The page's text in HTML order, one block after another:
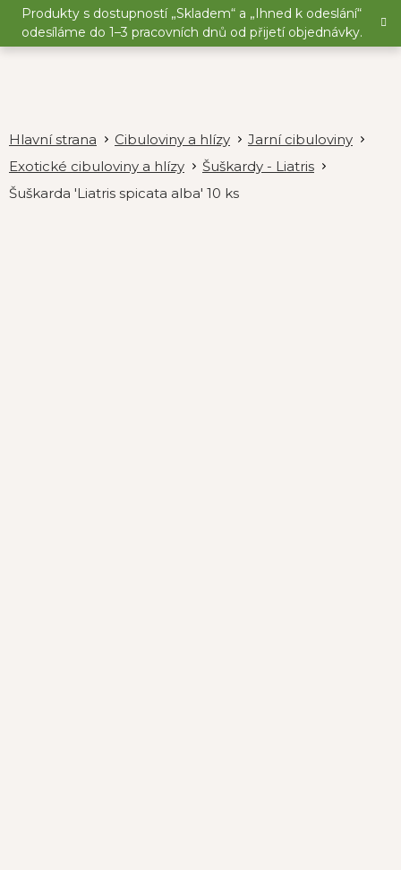
Přejít
obsah
Produkty s dostupností „Skladem“ a „Ihned k odeslání“
odesíláme do 1–3 pracovních dnů od přijetí objednávky.
Cibuloviny a hlízy
Jarní cibuloviny
Exotické cibuloviny a hlízy
Šuškardy - Liatris
Šuškarda 'Liatris spicata alba' 10 ks